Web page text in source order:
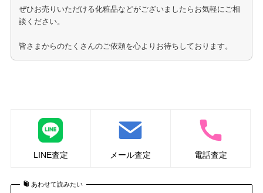
ぜひお売りいただける化粧品などがございましたらお気軽にご相
談ください。
皆さまからのたくさんのご依頼を心よりお待ちしております。
LINE査定 メール査定 電話査定
あわせて読みたい